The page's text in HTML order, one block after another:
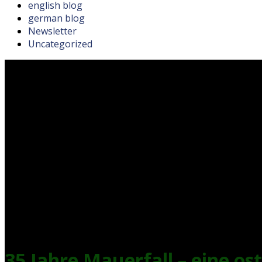
english blog
german blog
Newsletter
Uncategorized